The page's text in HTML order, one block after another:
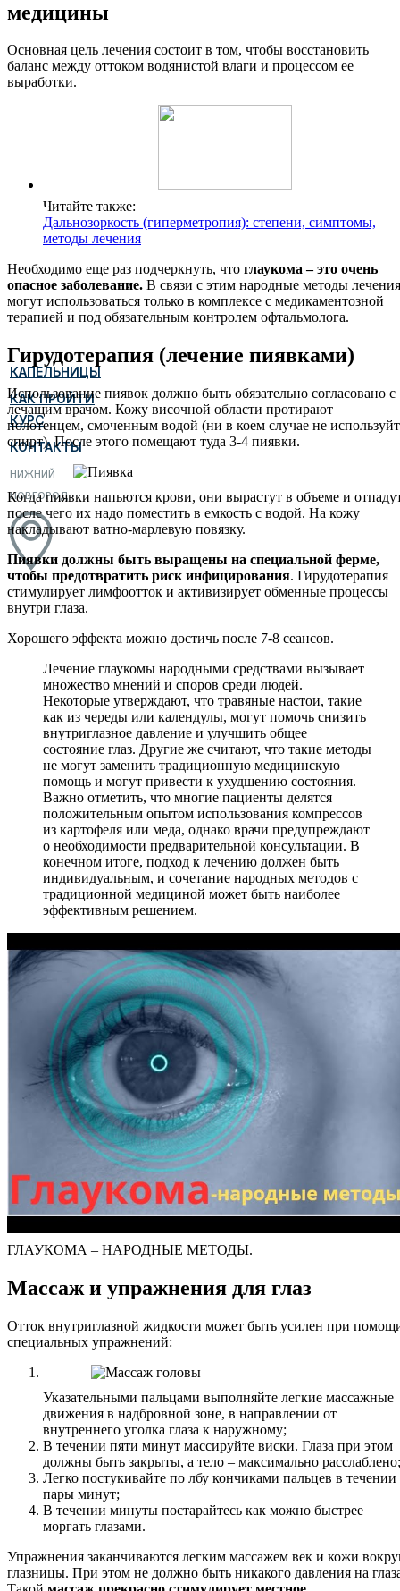
КАПЕЛЬНИЦЫ
КАК ПРОЙТИ
КУРС
КОНТАКТЫ
НИЖНИЙ
НОВГОРОД
медицины
Основная цель лечения состоит в том, чтобы восстановить
баланс между оттоком водянистой влаги и процессом ее
выработки.
Читайте также:
Дальнозоркость (гиперметропия): степени, симптомы,
методы лечения
Необходимо еще раз подчеркнуть, что глаукома – это очень
опасное заболевание. В связи с этим народные методы лечения
могут использоваться только в комплексе с медикаментозной
терапией и под обязательным контролем офтальмолога.
Гирудотерапия (лечение пиявками)
Использование пиявок должно быть обязательно согласовано с
лечащим врачом. Кожу височной области протирают
полотенцем, смоченным водой (ни в коем случае не
спирт). После этого помещают туда 3-4 пиявки.
Когда пиявки напьются крови, они вырастут в объеме и
после чего их надо поместить в емкость с водой. На кожу
накладывают ватно-марлевую повязку.
Пиявки должны быть выращены на специальной ферме,
чтобы предотвратить риск инфицирования. Гирудотерапия
стимулирует лимфоотток и активизирует обменные процессы
внутри глаза.
Хорошего эффекта можно достичь после 7-8 сеансов.
Лечение глаукомы народными средствами вызывает
множество мнений и споров среди людей.
Некоторые утверждают, что травяные настои, такие
как из череды или календулы, могут помочь снизить
внутриглазное давление и улучшить общее
состояние глаз. Другие же считают, что такие методы
не могут заменить традиционную медицинскую
помощь и могут привести к ухудшению состояния.
Важно отметить, что многие пациенты делятся
положительным опытом использования компрессов
из картофеля или меда, однако врачи предупреждают
о необходимости предварительной консультации. В
конечном итоге, подход к лечению должен быть
индивидуальным, и сочетание народных методов с
традиционной медициной может быть наиболее
эффективным решением.
ГЛАУКОМА – НАРОДНЫЕ МЕТОДЫ.
Массаж и упражнения для глаз
Отток внутриглазной жидкости может быть усилен при
специальных упражнений:
Указательными пальцами выполняйте легкие массажные
движения в надбровной зоне, в направлении от
внутреннего уголка глаза к наружному;
В течении пяти минут массируйте виски. Глаза при этом
должны быть закрыты, а тело – максимально расслаблено;
Легко постукивайте по лбу кончиками пальцев в течении
пары минут;
В течении минуты постарайтесь как можно быстрее
моргать глазами.
Упражнения заканчиваются легким массажем век и кожи
глазницы. При этом не должно быть никакого давления на